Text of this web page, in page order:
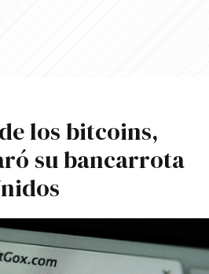
los bitcoins,
su bancarrota